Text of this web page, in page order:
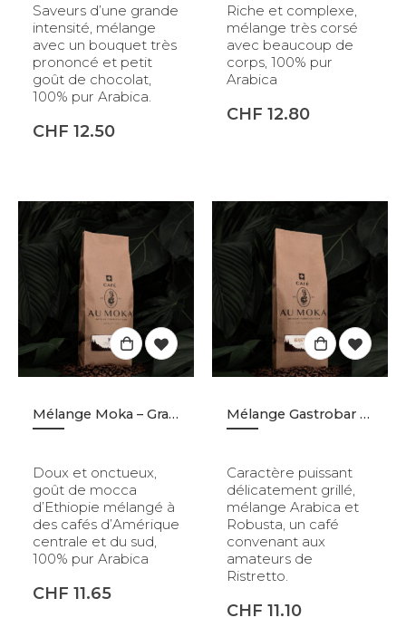
Saveurs d’une grande
intensité, mélange
avec un bouquet très
prononcé et petit
goût de chocolat,
100% pur Arabica.
CHF 12.50
Riche et complexe,
mélange très corsé
avec beaucoup de
corps, 100% pur
Arabica
CHF 12.80
Mélange Moka – Grains – 500gr
Doux et onctueux,
goût de mocca
d’Ethiopie mélangé à
des cafés d’Amérique
centrale et du sud,
100% pur Arabica
CHF 11.65
Mélange Gastrobar – Grains – 500gr
Caractère puissant
délicatement grillé,
mélange Arabica et
Robusta, un café
convenant aux
amateurs de
Ristretto.
CHF 11.10